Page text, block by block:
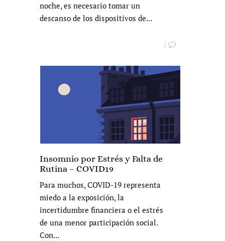
noche, es necesario tomar un
descanso de los dispositivos de...
|
Insomnio por Estrés y Falta de
Rutina – COVID19
Para muchos, COVID-19 representa
miedo a la exposición, la
incertidumbre financiera o el estrés
de una menor participación social.
Con...